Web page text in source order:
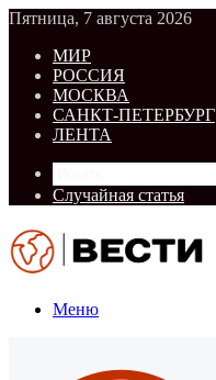
Пятница, 7 августа 2026
МИР
РОССИЯ
МОСКВА
САНКТ-ПЕТЕРБУРГ
ЛЕНТА
Случайная статья
Меню